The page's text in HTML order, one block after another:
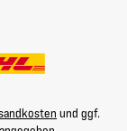
und ggf.